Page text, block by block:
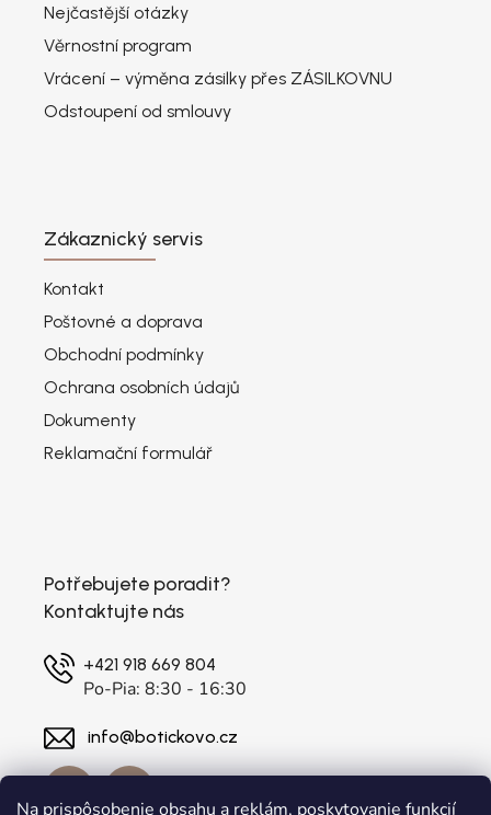
Na prispôsobenie obsahu a reklám, poskytovanie funkcií
Nejčastější otázky
Věrnostní program
Vrácení – výměna zásilky přes ZÁSILKOVNU
Odstoupení od smlouvy
Zákaznický servis
Kontakt
Poštovné a doprava
Obchodní podmínky
Ochrana osobních údajů
Dokumenty
Reklamační formulář
Potřebujete poradit?
Kontaktujte nás
+421 918 669 804
Po-Pia: 8:30 - 16:30
info@botickovo.cz